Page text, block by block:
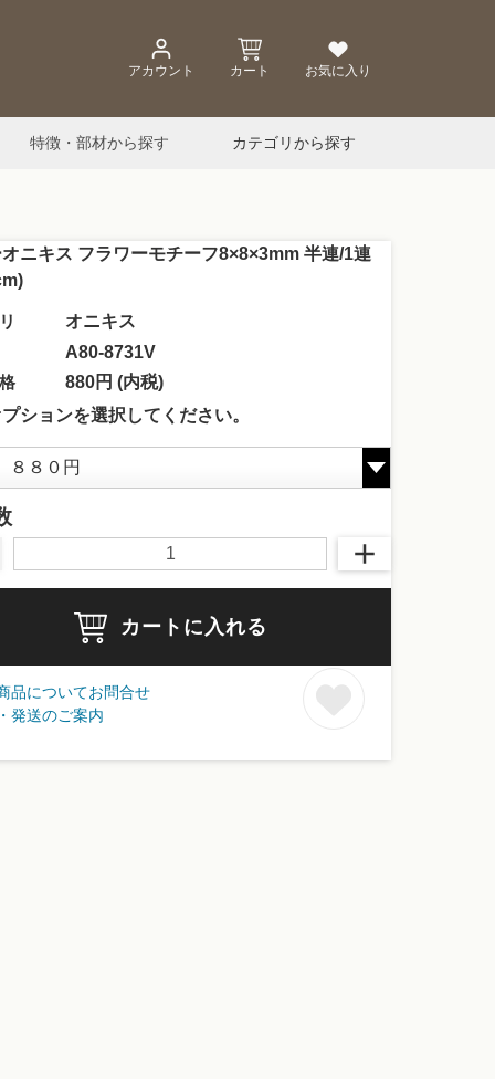
アカウント カート お気に入り
特徴・部材から探す カテゴリから探す
ニキス フラワーモチーフ8×8×3mm 半連/1連
オニキス
A80-8731V
880円 (内税)
ションを選択してください。
カートに入れる
品についてお問合せ
発送のご案内